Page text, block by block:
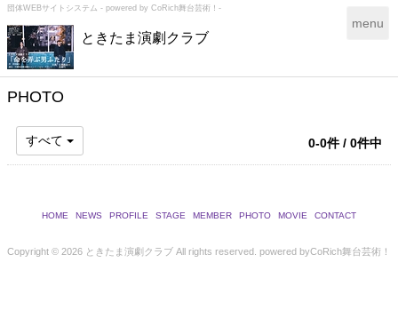
団体WEBサイトシステム - powered by CoRich舞台芸術！-
ときたま演劇クラブ
T
g
a
v
a
i
menu
PHOTO
すべて 0-0件 / 0件中
HOME NEWS PROFILE STAGE MEMBER PHOTO MOVIE CONTACT
Copyright © 2026 ときたま演劇クラブ All rights reserved. powered byCoRich舞台芸術！